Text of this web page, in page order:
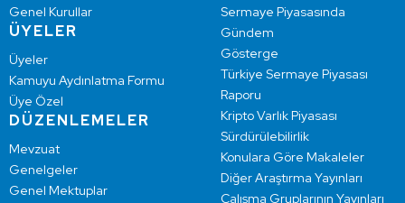
Genel Kurullar
ÜYELER
Üyeler
Kamuyu Aydınlatma Formu
Üye Özel
DÜZENLEMELER
Mevzuat
Genelgeler
Genel Mektuplar
Sermaye Piyasasında
Gündem
Gösterge
Türkiye Sermaye Piyasası
Raporu
Kripto Varlık Piyasası
Sürdürülebilirlik
Konulara Göre Makaleler
Diğer Araştırma Yayınları
Çalışma Gruplarının Yayınları